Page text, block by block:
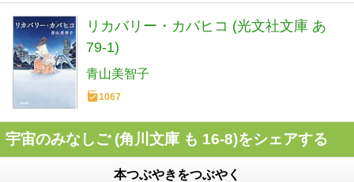
リカバリー・カバヒコ (光文社文庫 あ
79-1)
青山美智子
1067
宇宙のみなしご (角川文庫 も 16-8)をシェアする
本つぶやきをつぶやく